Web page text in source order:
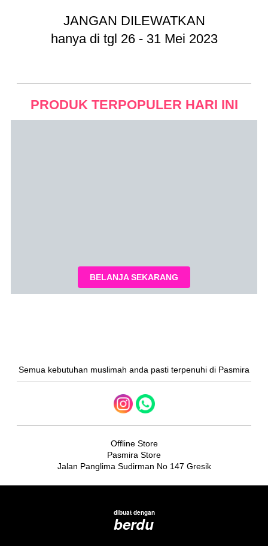
JANGAN DILEWATKAN
hanya di tgl 26 - 31 Mei 2023
PRODUK TERPOPULER HARI INI
BELANJA SEKARANG
Semua kebutuhan muslimah anda pasti terpenuhi di Pasmira
Offline Store
Pasmira Store
Jalan Panglima Sudirman No 147 Gresik
dibuat dengan
berdu